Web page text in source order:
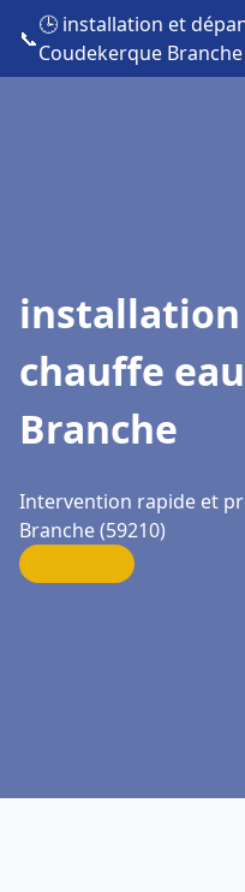
📞
🕒 installation et
Coudekerque Branche
installation
chauffe
Branche
Intervention rapide et
Branche (59210)